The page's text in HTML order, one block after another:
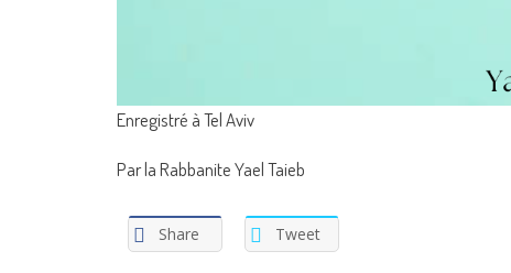
Enregistré à Tel Aviv
Par la Rabbanite Yael Taieb
Share Tweet